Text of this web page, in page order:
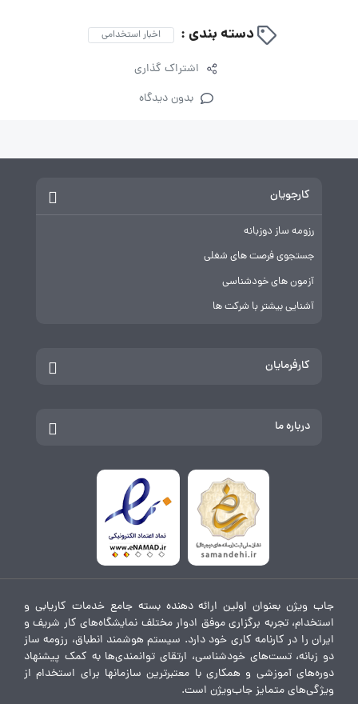
دسته بندی : اخبار استخدامی
اشتراک گذاری
بدون دیدگاه
کارجویان
رزومه ساز دوزبانه
جستجوی فرصت های شغلی
آزمون های خودشناسی
آشنایی بیشتر با شرکت ها
کارفرمایان
درباره ما
جاب ویژن بعنوان اولین ارائه دهنده بسته جامع خدمات کاریابی و
استخدام، تجربه برگزاری موفق ادوار مختلف نمایشگاه‌های کار شریف و
ایران را در کارنامه کاری خود دارد. سیستم هوشمند انطباق، رزومه ساز
دو زبانه، تست‌های خودشناسی، ارتقای توانمندی‌ها به کمک پیشنهاد
دوره‌های آموزشی و همکاری با معتبرترین سازمانها برای استخدام از
ویژگی‌های متمایز جاب‌ویژن است.